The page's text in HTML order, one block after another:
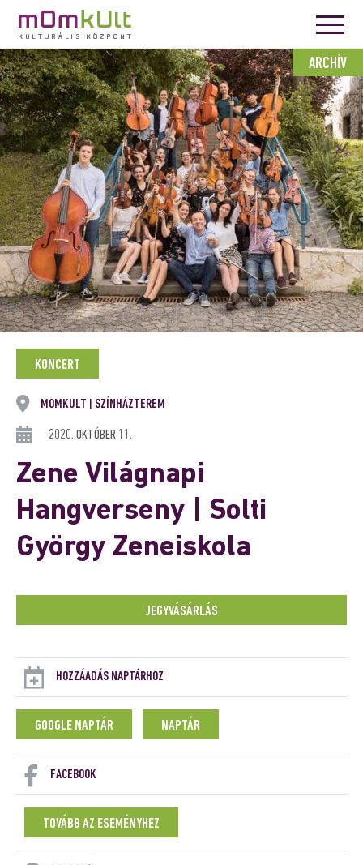
ARCHÍV
KONCERT
MOMKULT SZÍNHÁZTEREM
2020. OKTÓBER 11.
Zene Világnapi
Hangverseny | Solti
György Zeneiskola
JEGYVÁSÁRLÁS
HOZZÁADÁS NAPTÁRHOZ
GOOGLE NAPTÁR NAPTÁR
FACEBOOK
TOVÁBB AZ ESEMÉNYHEZ